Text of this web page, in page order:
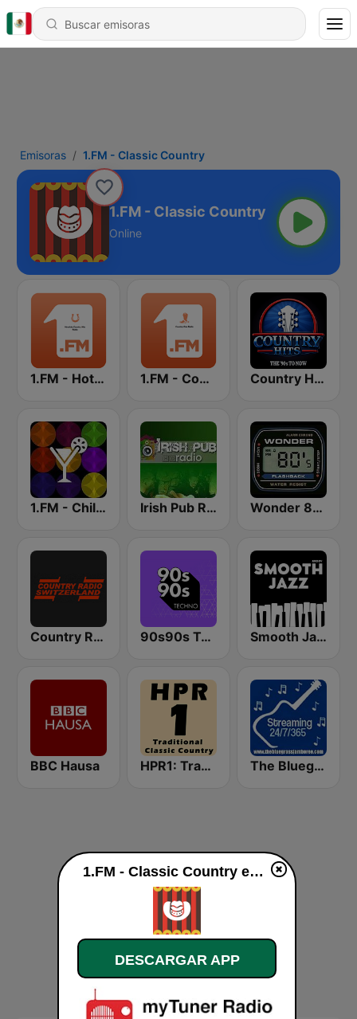
Emisoras 1.FM - Classic Country
1.FM - Classic Country
Online
1.FM - Hot Country 1.FM - Country Range Country Hits
1.FM - Chillout Lounge Irish Pub Radio Wonder 80's
Country Radio Switzerland 90s90s Techno Smooth Jazz - Groov
BBC Hausa HPR1: Traditional Classic Country The Bluegrass Jamboree
1.FM - Classic Country en vivo
DESCARGAR APP